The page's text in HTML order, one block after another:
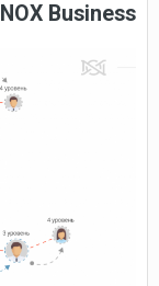
Business